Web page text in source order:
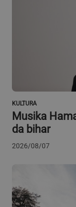
KULTURA
Musika
da bihar
2026/08/07